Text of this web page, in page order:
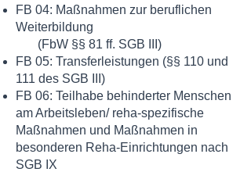
FB 04: Maßnahmen zur beruflichen
Weiterbildung
(FbW §§ 81 ff. SGB III)
FB 05: Transferleistungen (§§ 110 und
111 des SGB III)
FB 06: Teilhabe behinderter Menschen
am Arbeitsleben/ reha-spezifische
Maßnahmen und Maßnahmen in
besonderen Reha-Einrichtungen nach
SGB IX